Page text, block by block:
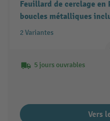
Feuillard de cerclage en
boucles métalliques
2 Variantes
5 jours ouvrables
Vers